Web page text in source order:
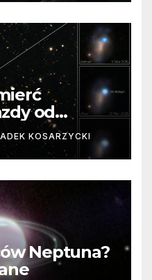
od
Niezwykle
KOSARZYCKI
Neptuna?